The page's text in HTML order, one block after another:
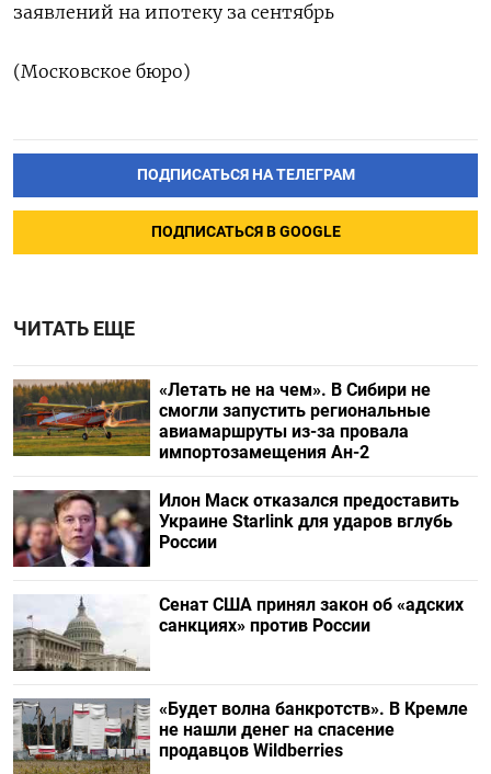
заявлений на ипотеку за сентябрь
(Московское бюро)
ПОДПИСАТЬСЯ НА ТЕЛЕГРАМ
ПОДПИСАТЬСЯ В GOOGLE
ЧИТАТЬ ЕЩЕ
«Летать не на чем». В Сибири не
смогли запустить региональные
авиамаршруты из-за провала
импортозамещения Ан-2
Илон Маск отказался предоставить
Украине Starlink для ударов вглубь
России
Сенат США принял закон об «адских
санкциях» против России
«Будет волна банкротств». В Кремле
не нашли денег на спасение
продавцов Wildberries